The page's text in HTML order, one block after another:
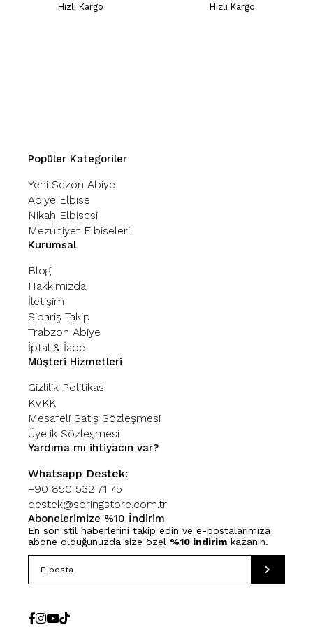
Hızlı Kargo Hızlı Kargo
Popüler Kategoriler
Yeni Sezon Abiye
Abiye Elbise
Nikah Elbisesi
Mezuniyet Elbiseleri
Kurumsal
Blog
Hakkımızda
İletişim
Sipariş Takip
Trabzon Abiye
İptal & İade
Müşteri Hizmetleri
Gizlilik Politikası
KVKK
Mesafeli Satış Sözleşmesi
Üyelik Sözleşmesi
Yardıma mı ihtiyacın var?
Whatsapp Destek:
+90 850 532 71 75
destek@springstore.com.tr
Abonelerimize %10 İndirim
En son stil haberlerini takip edin ve e-postalarımıza
abone olduğunuzda size özel %10 indirim kazanın.